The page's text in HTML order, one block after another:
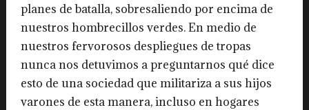
planes de batalla, sobresaliendo por encima de
nuestros hombrecillos verdes. En medio de
nuestros fervorosos despliegues de tropas
nunca nos detuvimos a preguntarnos qué dice
esto de una sociedad que militariza a sus hijos
varones de esta manera, incluso en hogares